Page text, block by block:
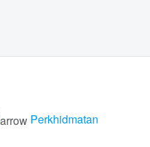
Perkhidmatan